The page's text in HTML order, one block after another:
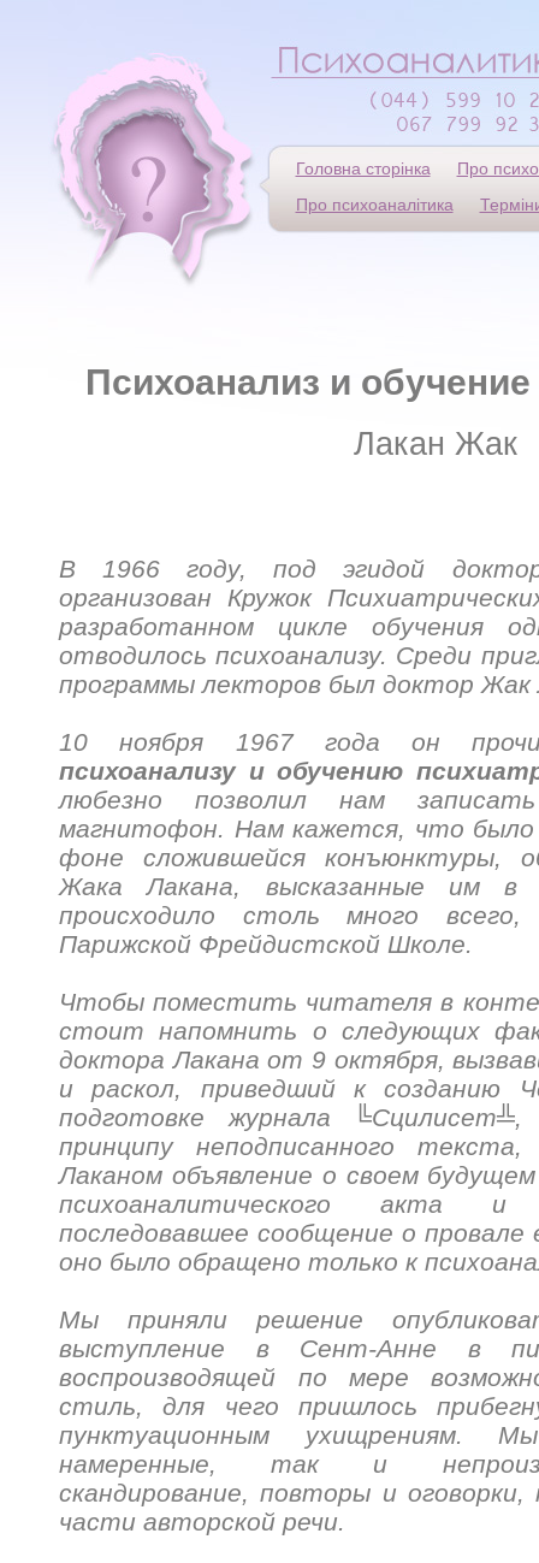
Головна сторінка
Про
Про психоаналітика
Психоанализ и
Лакан Жак
В 1966 году, под эгидой
организован Кружок
разработанном цикле обучения
отводилось психоанализу. Среди
программы лекторов был доктор
10 ноября 1967 года он
психоанализу и обучению
любезно позволил нам
магнитофон. Нам кажется, что
фоне сложившейся конъюнктуры,
Жака Лакана, высказанные им в
происходило столь много
Парижской Фрейдистской Школе.
Чтобы поместить читателя в
стоит напомнить о следующих
доктора Лакана от 9 октября,
и раскол, приведший к созданию
подготовке журнала
принципу неподписанного
Лаканом объявление о своем
психоаналитического акта и
последовавшее сообщение о провале
оно было обращено только к
Мы приняли решение
выступление в Сент-Анне в
воспроизводящей по мере
стиль, для чего пришлось
пунктуационным ухищрениям.
намеренные, так и
скандирование, повторы и
части авторской речи.